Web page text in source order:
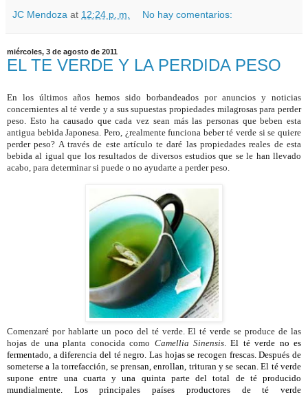
JC Mendoza at 12:24 p. m. No hay comentarios:
miércoles, 3 de agosto de 2011
EL TE VERDE Y LA PERDIDA PESO
En los últimos años hemos sido borbandeados por anuncios y noticias
concernientes al té verde y a sus supuestas propiedades milagrosas para perder
peso. Esto ha causado que cada vez sean más las personas que beben esta
antigua bebida Japonesa. Pero, ¿realmente funciona beber té verde si se quiere
perder peso? A través de este artículo te daré las propiedades reales de esta
bebida al igual que los resultados de diversos estudios que se le han llevado
acabo, para determinar si puede o no ayudarte a perder peso.
Comenzaré por hablarte un poco del té verde. El té verde se produce de las
hojas de una planta conocida como Camellia Sinensis.El té verde no es
fermentado, a diferencia del té negro. Las hojas se recogen frescas. Después de
someterse a la torrefacción, se prensan, enrollan, trituran y se secan. El té verde
supone entre una cuarta y una quinta parte del total de té producido
mundialmente. Los principales países productores de té verde